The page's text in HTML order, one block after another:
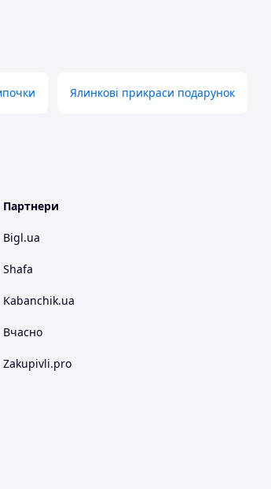
Ялинкові прикраси подарунок
Партнери
Bigl.ua
Shafa
Kabanchik.ua
Вчасно
Zakupivli.pro